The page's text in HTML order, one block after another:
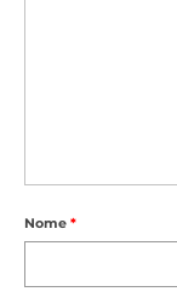
Nome *